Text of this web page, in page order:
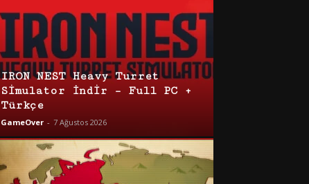
IRON NEST Heavy Turret
Simulator İndir – Full PC +
Türkçe
GameOver - 7 Ağustos 2026